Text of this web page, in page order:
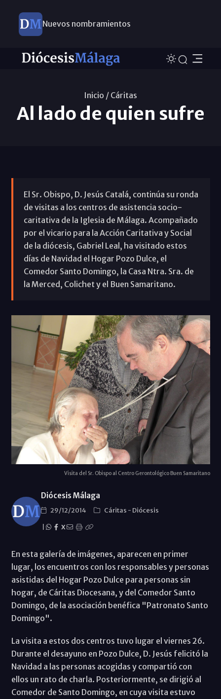
Nuevos nombramientos
Inicio / Cáritas
Al lado de quien sufre
El Sr. Obispo, D. Jesús Catalá, continúa su ronda
de visitas a los centros de asistencia socio-
caritativa de la Iglesia de Málaga. Acompañado
por el vicario para la Acción Caritativa y Social
de la diócesis, Gabriel Leal, ha visitado estos
días de Navidad el Hogar Pozo Dulce, el
Comedor Santo Domingo, la Casa Ntra. Sra. de
la Merced, Colichet y el Buen Samaritano.
Visita del Sr. Obispo al Centro Gerontológico Buen Samaritano
Diócesis Málaga
29/12/2014 Cáritas - Diócesis
X
En esta galería de imágenes, aparecen en primer
lugar, los encuentros con los responsables y personas
asistidas del Hogar Pozo Dulce para personas sin
hogar, de Cáritas Diocesana, y del Comedor Santo
Domingo, de la asociación benéfica "Patronato Santo
Domingo".
La visita a estos dos centros tuvo lugar el viernes 26.
Durante el desayuno en Pozo Dulce, D. Jesús felicitó la
Navidad a las personas acogidas y compartió con
ellos un rato de charla. Posteriormente, se dirigió al
Comedor de Santo Domingo, en cuya visita estuvo